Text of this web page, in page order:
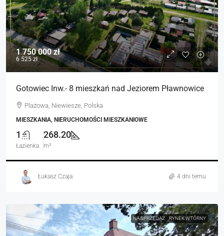
1 750 000 zł
6 525 zł
Gotowiec Inw.- 8 mieszkań nad Jeziorem Pławnowice
Plażowa, Niewiesze, Polska
MIESZKANIA, NIERUCHOMOŚCI MIESZKANIOWE
1
Łazienka
268.20
m²
Łukasz Czaja 4 dni temu
NA SPRZEDAŻ RYNEK WTÓRNY